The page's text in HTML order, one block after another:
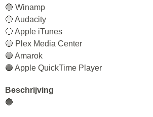
🔵 Winamp
🔵 Audacity
🔵 Apple iTunes
🔵 Plex Media Center
🔵 Amarok
🔵 Apple QuickTime Player
Beschrijving
🔵